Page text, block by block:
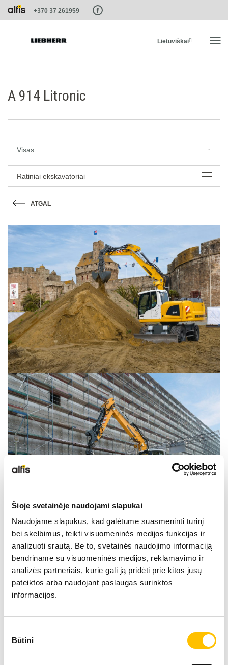
Šioje svetainėje naudojami slapukai
Naudojame slapukus, kad galėtume suasmeninti turinį
bei skelbimus, teikti visuomeninės medijos funkcijas ir
analizuoti srautą. Be to, svetainės naudojimo informaciją
bendriname su visuomeninės medijos, reklamavimo ir
analizės partneriais, kurie gali ją pridėti prie kitos jūsų
pateiktos arba naudojant paslaugas surinktos
informacijos.
pasirinkimas
Būtini
Paste this code as high in the of the page as possible:
+370 37 261959
Lietuviškai
PASLAUGOS IR SPRENDIMAI
LIEBHERR SISTEMOS
NAUDOTA LIEBHERR TECHNIKA
KARJEROS GALIMYBĖS
APIE MUS
KONTAKTAI
A 914 Litronic
Visas
Ratiniai ekskavatoriai
ATGAL